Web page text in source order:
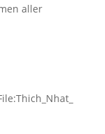
aller